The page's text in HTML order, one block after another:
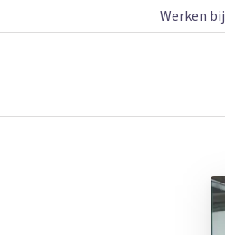
Werken bij